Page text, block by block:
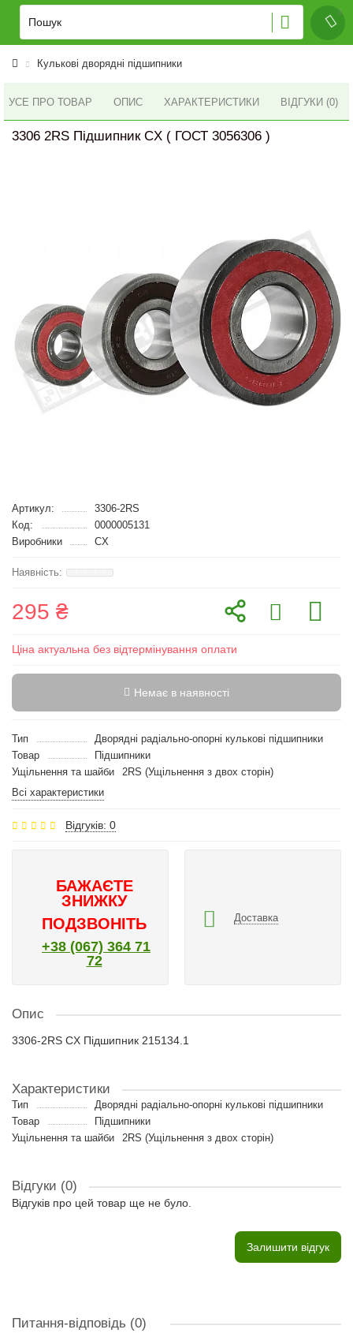
Кулькові дворядні підшипники
УСЕ ПРО ТОВАР ОПИС ХАРАКТЕРИСТИКИ ВІДГУКИ (0)
3306 2RS Підшипник CX ( ГОСТ 3056306 )
Артикул:
3306-2RS
Код:
0000005131
Виробники
CX
295 ₴
Ціна актуальна без відтермінування оплати
Немає в наявності
Тип
Дворядні радіально-опорні кулькові підшипники
Товар
Підшипники
Ущільнення та шайби
2RS (Ущільнення з двох сторін)
Всі характеристики
Відгуків: 0
БАЖАЄТЕ
ЗНИЖКУ
ПОДЗВОНІТЬ
+38 (067) 364 71
72
Доставка
Опис
3306-2RS CX Підшипник 215134.1
Характеристики
Тип
Дворядні радіально-опорні кулькові підшипники
Товар
Підшипники
Ущільнення та шайби
2RS (Ущільнення з двох сторін)
Відгуки (0)
Відгуків про цей товар ще не було.
Залишити відгук
Питання-відповідь (0)